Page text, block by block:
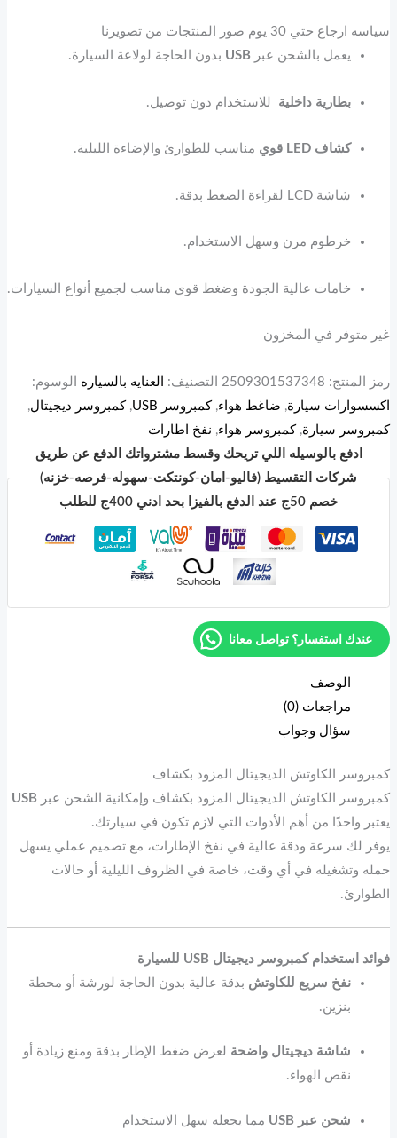
سياسه ارجاع حتي 30 يوم صور المنتجات من تصويرنا
يعمل بالشحن عبر USB بدون الحاجة لولاعة السيارة.
بطارية داخلية للاستخدام دون توصيل.
كشاف LED قوي مناسب للطوارئ والإضاءة الليلية.
شاشة LCD لقراءة الضغط بدقة.
خرطوم مرن وسهل الاستخدام.
خامات عالية الجودة وضغط قوي مناسب لجميع أنواع السيارات.
غير متوفر في المخزون
رمز المنتج: 2509301537348 التصنيف: العنايه بالسياره
الوسوم:
اكسسوارات سيارة, ضاغط هواء, كمبروسر USB , كمبروسر ديجيتال,
كمبروسر سيارة, كمبروسر هواء, نفخ اطارات
ادفع بالوسيله اللي تريحك وقسط مشترواتك الدفع عن طريق
شركات التقسيط (فاليو-امان-كونتكت-سهوله-فرصه-خزنه)
خصم 50ج عند الدفع بالفيزا بحد ادني 400ج للطلب
عندك استفسار؟ تواصل معانا
الوصف
مراجعات (0)
سؤال وجواب
كمبروسر الكاوتش الديجيتال المزود بكشاف
كمبروسر الكاوتش الديجيتال المزود بكشاف وإمكانية الشحن عبر USB
يعتبر واحدًا من أهم الأدوات التي لازم تكون في سيارتك.
يوفر لك سرعة ودقة عالية في نفخ الإطارات، مع تصميم عملي يسهل
حمله وتشغيله في أي وقت، خاصة في الظروف الليلية أو حالات
الطوارئ.
فوائد استخدام كمبروسر ديجيتال USB للسيارة
نفخ سريع للكاوتش بدقة عالية بدون الحاجة لورشة أو محطة
بنزين.
شاشة ديجيتال واضحة لعرض ضغط الإطار بدقة ومنع زيادة أو
نقص الهواء.
شحن عبر USB مما يجعله سهل الاستخدام